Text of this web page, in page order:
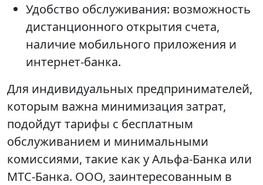
Удобство обслуживания: возможность
дистанционного открытия счета,
наличие мобильного приложения и
интернет-банка.
Для индивидуальных предпринимателей,
которым важна минимизация затрат,
подойдут тарифы с бесплатным
обслуживанием и минимальными
комиссиями, такие как у Альфа-Банка или
МТС-Банка. ООО, заинтересованным в